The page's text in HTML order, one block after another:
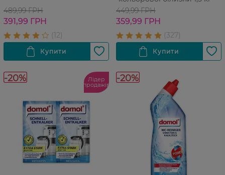
489,99 ГРН
391,99 ГРН
449,99 ГРН
359,99 ГРН
-20% Лідер
продажів
-20%